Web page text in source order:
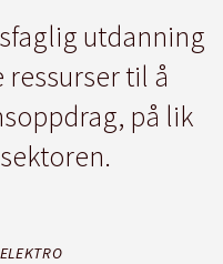
utdanning
til å
på lik